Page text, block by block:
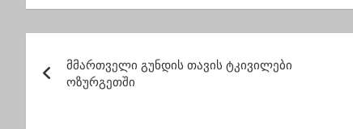
სამადაშვილი
გადადგეს”
ო
მმართველი გუნდის თავის ტკივილები
ოზურგეთში